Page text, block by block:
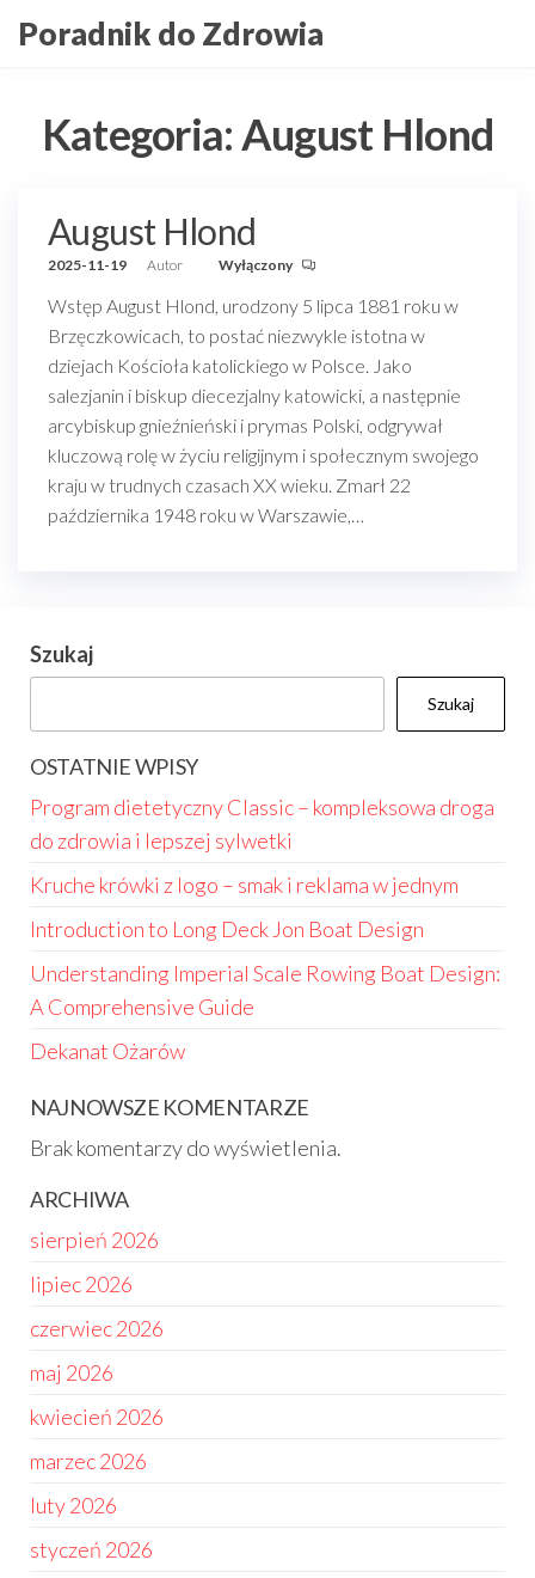
doPoradnik do Zdrowia
Kategoria:August Hlond
August Hlond
2025-11-19 Autor Wyłączony
Wstęp August Hlond, urodzony 5 lipca 1881 roku w
Brzęczkowicach, to postać niezwykle istotna w
dziejach Kościoła katolickiego w Polsce. Jako
salezjanin i biskup diecezjalny katowicki, a następnie
arcybiskup gnieźnieński i prymas Polski, odgrywał
kluczową rolę w życiu religijnym i społecznym swojego
kraju w trudnych czasach XX wieku. Zmarł 22
października 1948 roku w Warszawie,…
Szukaj
Szukaj
OSTATNIE WPISY
Program dietetyczny Classic – kompleksowa droga
do zdrowia i lepszej sylwetki
Kruche krówki z logo – smak i reklama w jednym
Introduction to Long Deck Jon Boat Design
Understanding Imperial Scale Rowing Boat Design:
A Comprehensive Guide
Dekanat Ożarów
NAJNOWSZE KOMENTARZE
Brak komentarzy do wyświetlenia.
ARCHIWA
sierpień 2026
lipiec 2026
czerwiec 2026
maj 2026
kwiecień 2026
marzec 2026
luty 2026
styczeń 2026